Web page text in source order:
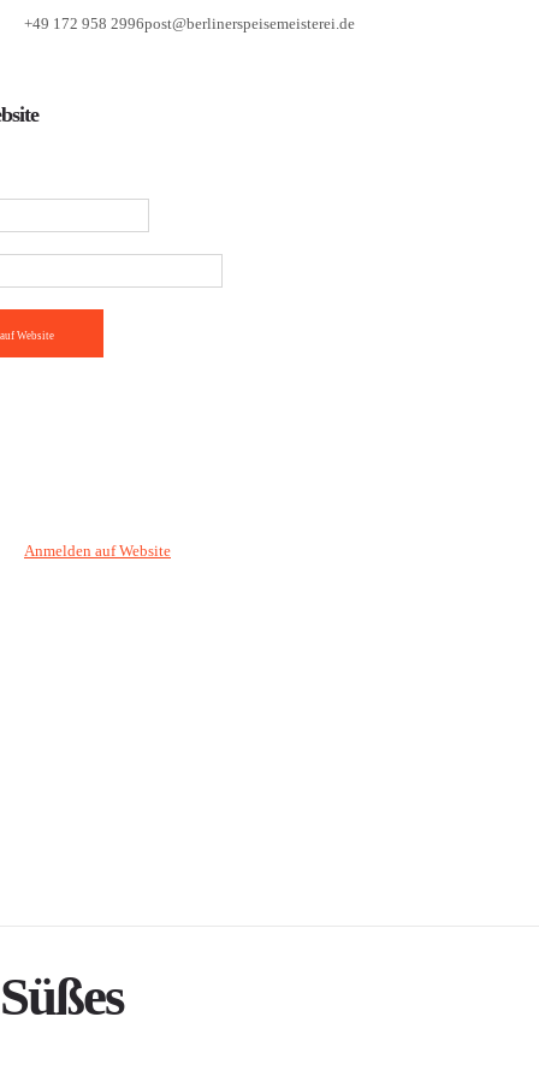
+49 172 958 2996post@berlinerspeisemeisterei.de
Website
Anmelden auf Website
Süßes